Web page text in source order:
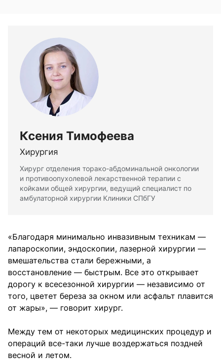
Ксения Тимофеева
Хирургия
Хирург отделения торако-абдоминальной онкологии
и противоопухолевой лекарственной терапии с
койками общей хирургии, ведущий специалист по
амбулаторной хирургии Клиники СПбГУ
«Благодаря минимально инвазивным техникам —
лапароскопии, эндоскопии, лазерной хирургии —
вмешательства стали бережными, а
восстановление — быстрым. Все это открывает
дорогу к всесезонной хирургии — независимо от
того, цветет береза за окном или асфальт плавится
от жары», — говорит хирург.
Между тем от некоторых медицинских процедур и
операций все-таки лучше воздержаться поздней
весной и летом.